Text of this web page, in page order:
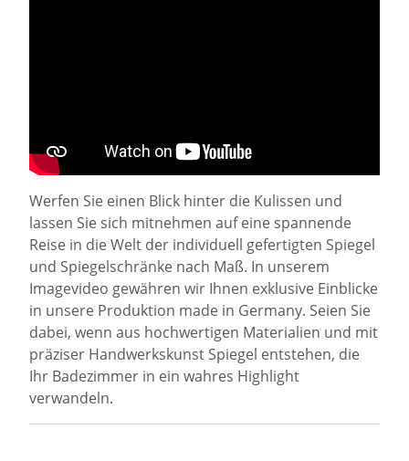
Werfen Sie einen Blick hinter die Kulissen und
lassen Sie sich mitnehmen auf eine spannende
Reise in die Welt der individuell gefertigten Spiegel
und Spiegelschränke nach Maß. In unserem
Imagevideo gewähren wir Ihnen exklusive Einblicke
in unsere Produktion made in Germany. Seien Sie
dabei, wenn aus hochwertigen Materialien und mit
präziser Handwerkskunst Spiegel entstehen, die
Ihr Badezimmer in ein wahres Highlight
verwandeln.